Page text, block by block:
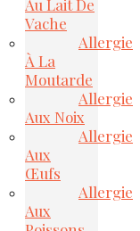
Au Lait De
Vache
Allergie
À La
Moutarde
Allergie
Aux Noix
Allergie
Aux
Œufs
Allergie
Aux